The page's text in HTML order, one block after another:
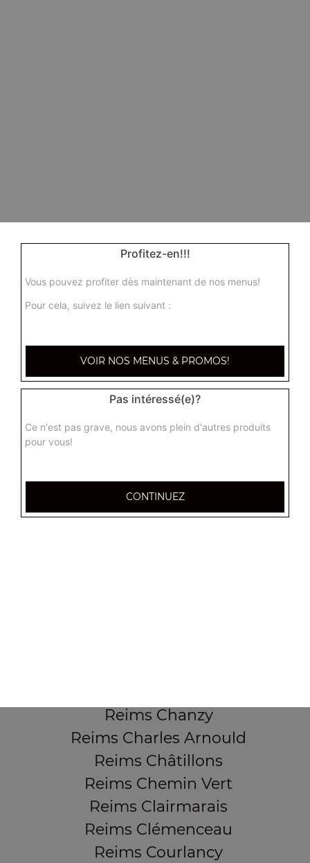
66 bis Rue Clovis Chezel,
51100 Reims
Reims Chanzy
Reims Charles Arnould
Reims Châtillons
Reims Chemin Vert
Reims Clairmarais
Reims Clémenceau
Reims Courlancy
Profitez-en!!!
Vous pouvez profiter dès maintenant de nos menus!
Pour cela, suivez le lien suivant :
VOIR NOS MENUS & PROMOS!
Pas intéressé(e)?
Ce n'est pas grave, nous avons plein d'autres produits
pour vous!
CONTINUEZ